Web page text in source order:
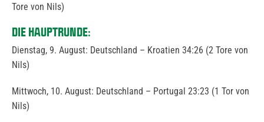
Tore von Nils)
DIE HAUPTRUNDE:
Dienstag, 9. August: Deutschland – Kroatien 34:26 (2 Tore von
Nils)
Mittwoch, 10. August: Deutschland – Portugal 23:23 (1 Tor von
Nils)